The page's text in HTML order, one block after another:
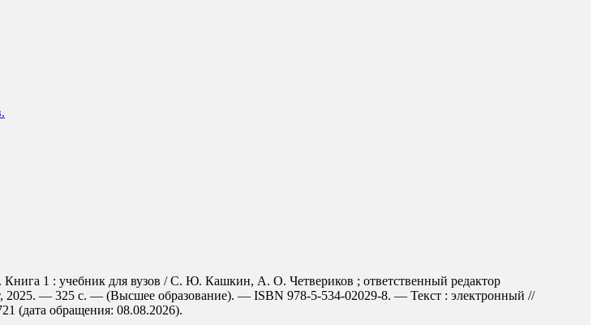
1 : учебник для вузов / С. Ю. Кашкин, А. О. Четвериков ; ответственный редактор
— 325 с. — (Высшее образование). — ISBN 978-5-534-02029-8. — Текст : электронный //
(дата обращения: 08.08.2026).